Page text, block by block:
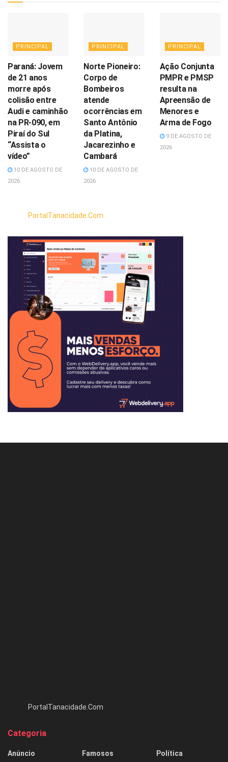
PRINCIPAL
Paraná: Jovem
de 21 anos
morre após
colisão entre
Audi e caminhão
na PR-090, em
Piraí do Sul
“Assista o
vídeo”
10 DE AGOSTO DE
2026
PRINCIPAL
Norte Pioneiro:
Corpo de
Bombeiros
atende
ocorrências em
Santo Antônio
da Platina,
Jacarezinho e
Cambará
10 DE AGOSTO DE
2026
PRINCIPAL
Ação Conjunta
PMPR e PMSP
resulta na
Apreensão de
Menores e
Arma de Fogo
9 DE AGOSTO DE
2026
PortalTanacidade.Com
PortalTanacidade.Com
Categoria
Anúncio
Famosos
Política